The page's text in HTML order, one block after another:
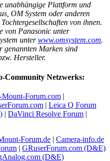
unabhängige Plattform und
OM System oder anderen
von ihnen.
von Panasonic unter
unterwww.omsystem.com.
genannten Marken sind
Hersteller.
Community Netzwerks:
Forum.com |
| Leica Q Forum
| DaVinci Resolve Forum |
Forum.de | Camera-info.de
| GRuserForum.com (D&E)
(D&E)